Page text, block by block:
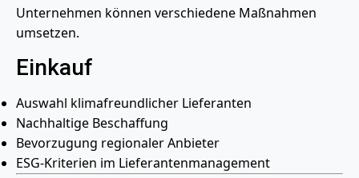
Unternehmen können verschiedene Maßnahmen
umsetzen.
Einkauf
Auswahl klimafreundlicher Lieferanten
Nachhaltige Beschaffung
Bevorzugung regionaler Anbieter
ESG-Kriterien im Lieferantenmanagement